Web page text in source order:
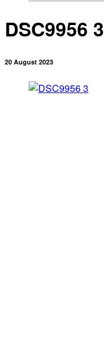
DSC9956 3
20 August 2023